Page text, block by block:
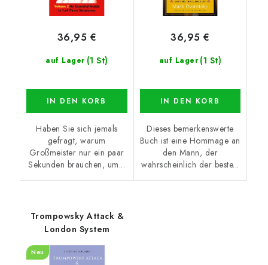
auf Lager (1 St)
36,95 €
IN DEN KORB
Haben Sie sich jemals
gefragt, warum
Großmeister nur ein paar
Sekunden brauchen, um...
auf Lager (1 St)
36,95 €
IN DEN KORB
Dieses bemerkenswerte
Buch ist eine Hommage an
den Mann, der
wahrscheinlich der beste...
Trompowsky Attack &
London System
Neu